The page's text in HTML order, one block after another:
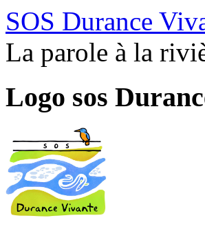
SOS Durance
La parole à la
Logo sos